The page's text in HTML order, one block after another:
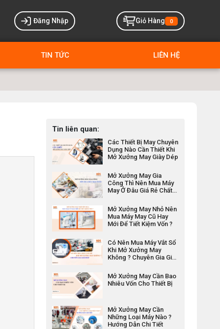
Đăng Nhập Giỏ Hàng 0
TIN TỨC LIÊN HỆ
Tin liên quan:
Các Thiết Bị May Chuyên
Dụng Nào Cần Thiết Khi
Mở Xưởng May Giày Dép
Mở Xưởng May Gia
Công Thì Nên Mua Máy
May Ở Đâu Giá Rẻ Chất
Mở Xưởng May Nhỏ Nên
Mua Máy May Cũ Hay
Mới Để Tiết Kiệm Vốn ?
Có Nên Mua Máy Vắt Sổ
Khi Mở Xưởng May
Không ? Chuyên Gia Giải
Mở Xưởng May Cần Bao
Nhiêu Vốn Cho Thiết Bị
Mở Xưởng May Cần
Những Loại Máy Nào ?
Hướng Dẫn Chi Tiết